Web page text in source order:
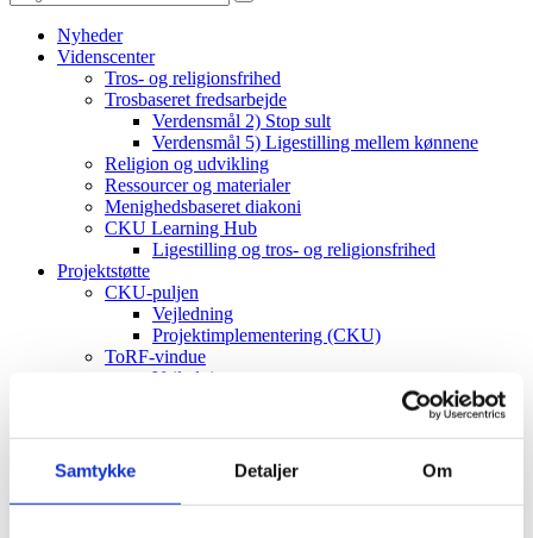
Samtykke Detaljer Om
Nyheder
Videnscenter
Tros- og religionsfrihed
Trosbaseret fredsarbejde
Verdensmål 2) Stop sult
Verdensmål 5) Ligestilling mellem kønnene
Religion og udvikling
Ressourcer og materialer
Menighedsbaseret diakoni
CKU Learning Hub
Ligestilling og tros- og religionsfrihed
Projektstøtte
CKU-puljen
Vejledning
Projektimplementering (CKU)
ToRF-vindue
Vejledning
Faglig rådgiving
Verdenskort
Om os
Værdier og vision